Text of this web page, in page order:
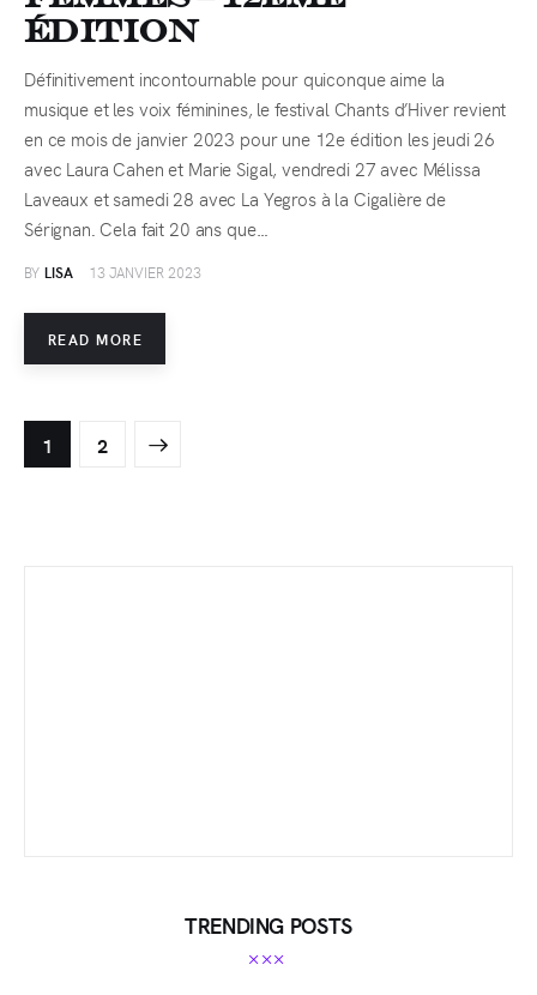
édition
Définitivement incontournable pour quiconque aime la
musique et les voix féminines, le festival Chants d’Hiver revient
en ce mois de janvier 2023 pour une 12e édition les jeudi 26
avec Laura Cahen et Marie Sigal, vendredi 27 avec Mélissa
Laveaux et samedi 28 avec La Yegros à la Cigalière de
Sérignan. Cela fait 20 ans que…
BY LISA 13 JANVIER 2023
READ MORE
1 2
>
TRENDING POSTS